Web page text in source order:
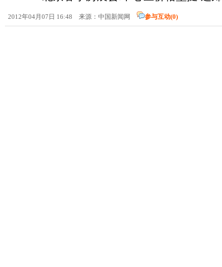
2012年04月07日 16:48 来源：中国新闻网 参与互动(0)